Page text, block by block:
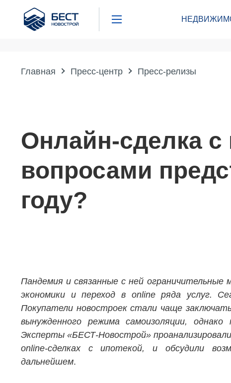
Бест
Новострой
Главная Пресс-центр Пресс-релизы
Онлайн-сделка c
вопросами
году?
Пандемия и связанные с ней
экономики и переход в online ряда услуг.
Покупатели новостроек стали чаще
вынужденного режима самоизоляции,
Эксперты «БЕСТ-Новострой»
online-сделках с ипотекой, и обсудили
дальнейшем.